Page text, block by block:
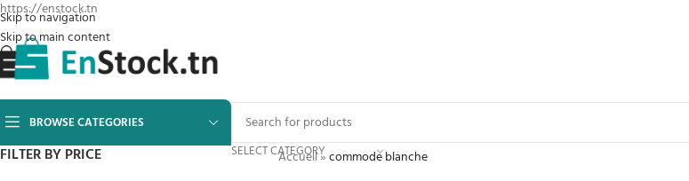
https://enstock.tn
Skip to navigation
Skip to main content
BROWSE CATEGORIES
SELECT CATEGORY
FILTER BY PRICE Accueil»commode blanche